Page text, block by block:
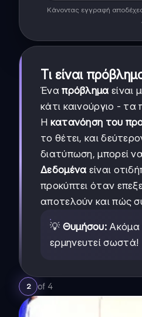
Κάνοντας εγγραφή
Τι είναι
Έναπρόβλημα είναι
κάτι καινούργιο -
Η κατανόηση του
το θέτει, και
διατύπωση, μπορεί
Δεδομένα είναι
προκύπτει όταν
αποτελούν και πώς
💡 Θυμήσου: Ακόμα
ερμηνευτεί σωστά!
2 of 4